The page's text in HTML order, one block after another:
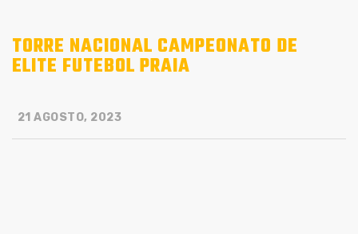
TORRE NACIONAL CAMPEONATO DE
ELITE FUTEBOL PRAIA
21 AGOSTO, 2023